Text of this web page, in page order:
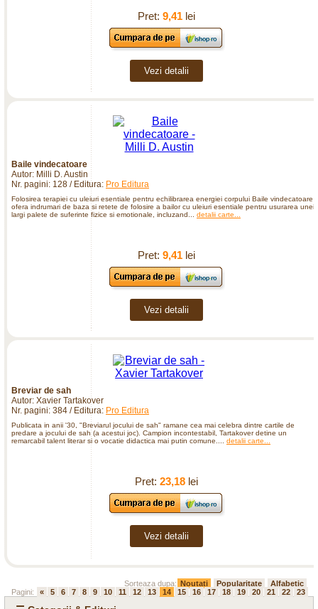
Pret: 9,41lei
Vezi detalii
Baile vindecatoare
Autor: Milli D. Austin
Nr. pagini: 128 / Editura: Pro Editura
Folosirea terapiei cu uleiuri esentiale pentru echilibrarea energiei corpului Baile vindecatoare
ofera indrumari de baza si retete de folosire a bailor cu uleiuri esentiale pentru usurarea unei
largi palete de suferinte fizice si emotionale, incluzand... detalii carte...
Pret: 9,41lei
Vezi detalii
Breviar de sah
Autor: Xavier Tartakover
Nr. pagini: 384 / Editura: Pro Editura
Publicata in anii '30, "Breviarul jocului de sah" ramane cea mai celebra dintre cartile de
predare a jocului de sah (a acestui joc). Campion incontestabil, Tartakover detine un
remarcabil talent literar si o vocatie didactica mai putin comune.... detalii carte...
Pret: 23,18lei
Vezi detalii
Sorteaza dupa: Noutati Popularitate
Alfabetic
Pagini:
« 5 6 7 8 9 10 11 12 13 14 15 16 17 18 19 20 21 22 23